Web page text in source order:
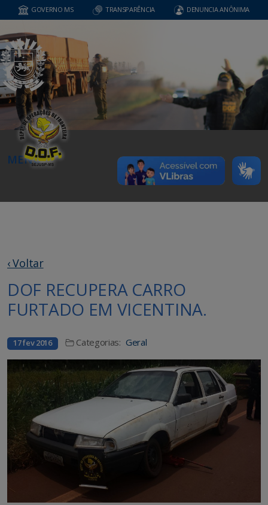
GOVERNO MS TRANSPARÊNCIA DENUNCIA ANÔNIMA
MENU
‹ Voltar
DOF RECUPERA CARRO
FURTADO EM VICENTINA.
17 fev 2016 Categorias: Geral